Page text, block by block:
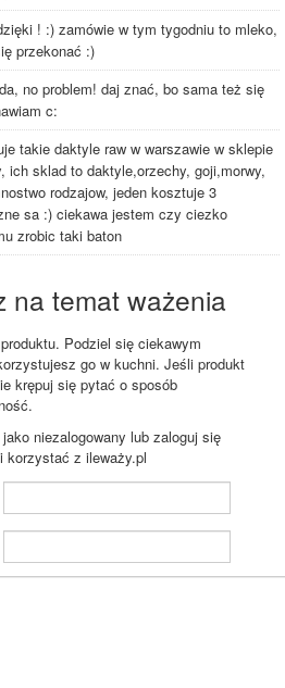
! :) zamówie w tym tygodniu to mleko,
przekonać :)
no problem! daj znać, bo sama też się
c:
takie daktyle raw w warszawie w sklepie
ich sklad to daktyle,orzechy, goji,morwy,
rodzajow, jeden kosztuje 3
sa :) ciekawa jestem czy ciezko
zrobic taki baton
na temat ważenia
Podziel się ciekawym
go w kuchni. Jeśli produkt
krępuj się pytać o sposób
niezalogowany lub zaloguj się
korzystać z ileważy.pl